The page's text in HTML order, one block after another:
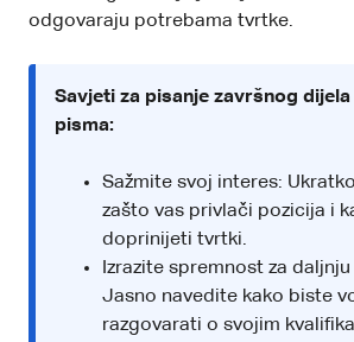
odgovaraju potrebama tvrtke.
Savjeti za pisanje završnog
pisma:
Sažmite svoj interes:
zašto vas privlači pozicija i
doprinijeti tvrtki.
Izrazite spremnost za
Jasno navedite kako biste
razgovarati o svojim